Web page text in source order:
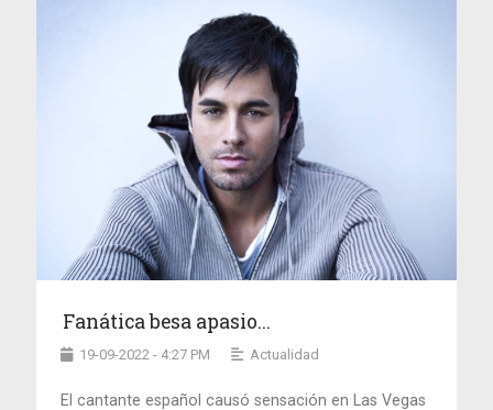
Fanática besa apasio...
19-09-2022 - 4:27 PM Actualidad
El cantante español causó sensación en Las Vegas